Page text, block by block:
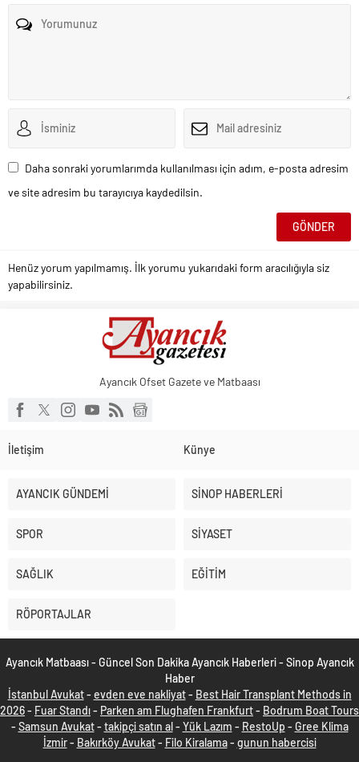
Daha sonraki yorumlarımda kullanılması için adım, e-posta adresim
ve site adresim bu tarayıcıya kaydedilsin.
Henüz yorum yapılmamış. İlk yorumu yukarıdaki form aracılığıyla siz
yapabilirsiniz.
Ayancık Ofset Gazete ve Matbaası
İletişim Künye
AYANCIK GÜNDEMİ SİNOP HABERLERİ
SPOR SİYASET
SAĞLIK EĞİTİM
RÖPORTAJLAR
Ayancık Matbaası - Güncel Son Dakika Ayancık Haberleri - Sinop Ayancık
Haber
İstanbul Avukat- evden eve nakliyat- Best Hair Transplant Methods in
2026- Fuar Standı- Parken am Flughafen Frankfurt- Bodrum Boat Tours
- Samsun Avukat- takipçi satın al- Yük Lazım - RestoUp - Gree Klima
İzmir- Bakırköy Avukat- Filo Kiralama- gunun habercisi